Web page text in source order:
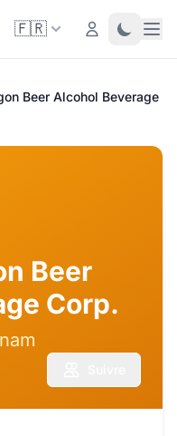
🇫🇷 Login Toggle
Beer Alcohol Beverage
Beer
Corp.